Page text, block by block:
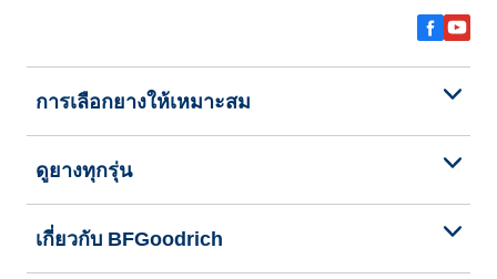
การเลือกยางให้เหมาะสม
ดูยางทุกรุ่น
เกี่ยวกับ BFGoodrich